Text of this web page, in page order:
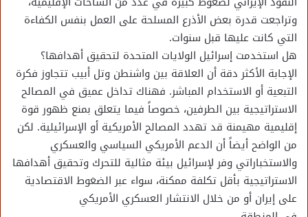
وتراجعت قدرة بعض الأذرع المسلحة على العمل بنفس الكفاءة
التي كانت عليها قبل سنوات.
هل استخدمت إسرائيل الولايات المتحدة لتحقيق أهدافها؟
الإجابة الأكثر دقة أن العلاقة بين واشنطن وتل أبيب تتجاوز فكرة
التبعية أو الاستخدام المباشر. فهناك تداخل عميق في المصالح
الاستراتيجية بين الطرفين، خصوصاً فيما يتعلق بمنع ظهور قوة
إقليمية مهيمنة قد تهدد المصالح الأمريكية أو الإسرائيلية. لكن
من الواضح أيضاً أن الدعم الأمريكي السياسي والعسكري
والاستخباراتي وفر لإسرائيل بيئة مثالية للتحرك وتحقيق أهدافها
الاستراتيجية بأقل تكلفة ممكنة، سواء عبر الضغوط الاقتصادية
على إيران أو من خلال الانتشار العسكري الأمريكي